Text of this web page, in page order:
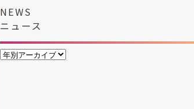
NEWS
ニュース